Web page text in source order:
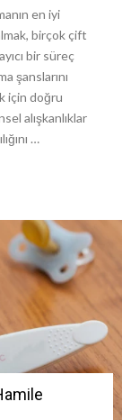
en iyi
birçok çift
bir süreç
şanslarını
için doğru
alışkanlıklar
…